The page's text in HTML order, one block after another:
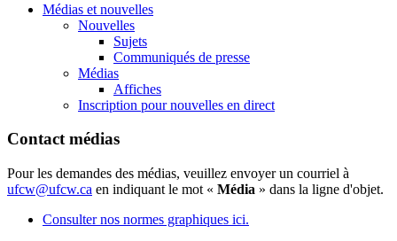
Médias et nouvelles
Nouvelles
Sujets
Communiqués de presse
Médias
Affiches
Inscription pour nouvelles en direct
Contact médias
Pour les demandes des médias, veuillez envoyer un courriel à
ufcw@ufcw.ca en indiquant le mot « Média » dans la ligne d'objet.
Consulter nos normes graphiques ici.